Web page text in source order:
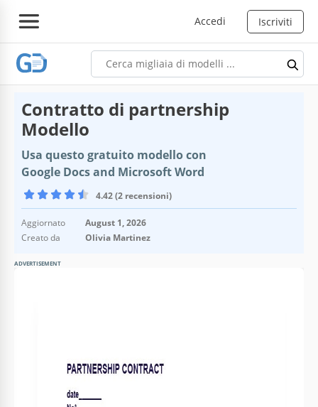
Accedi Iscriviti
Contratto di partnership
Modello
Usa questo gratuito modello con
Google Docs and Microsoft Word
4.42 (2 recensioni)
Aggiornato
August 1, 2026
Creato da
Olivia Martinez
ADVERTISEMENT